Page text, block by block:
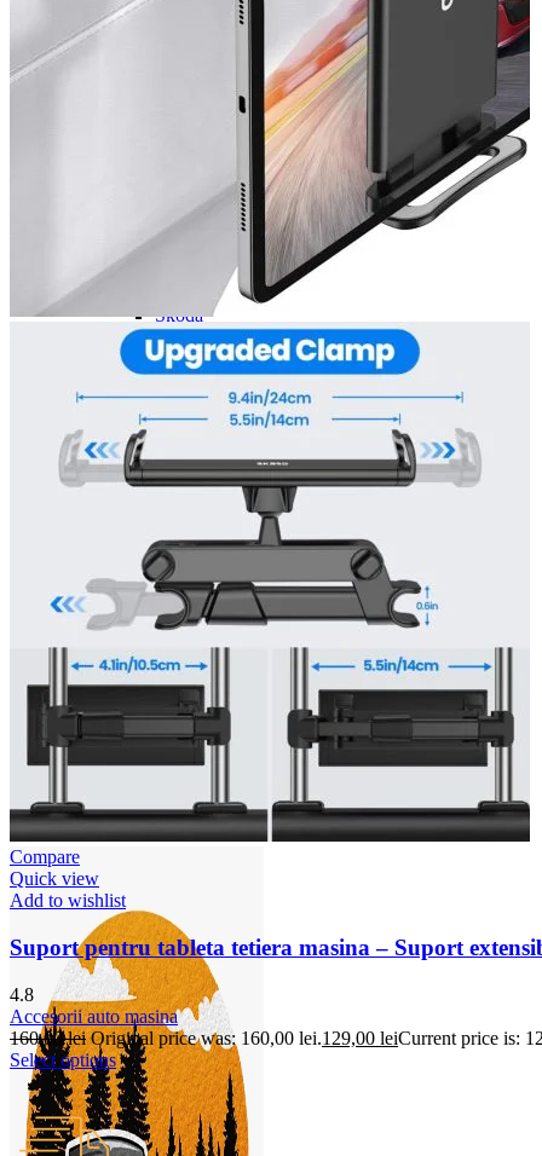
Navigație Mercedes C Class W203
Navigație Mercedes C Class W204
Navigație Mercedes W203
Navigație Mercedes W204
Navigație Mercedes W211
Navigație Mercedes Sprinter
Navigație Passat B5
Navigație Passat B5 5
Navigație Passat B6
Navigație Passat B7
Navigație Passat B8
Navigație Passat CC
Skoda
Navigație Skoda Fabia 1
Navigație Skoda Fabia 2
Navigație Skoda Octavia 1
Navigație Skoda Octavia 2
Navigație Skoda Octavia 3
Navigație Skoda Superb 1
Navigație Skoda Superb 2
Navigație Toyota Avensis T25
Portbagaj Plafon Auto
Sub 350 Litri
Peste 350 Litri
Peste 450 litri
Accesorii auto masina
Accesorii Duster 2
Accesorii Dacia Jogger
Parfum masina
Copertine auto
Incalzitor diesel
Antifurt masina
Despre Noi
Compare
Quick view
Add to wishlist
Suport pentru tableta tetiera masina – Suport
4.8
Accesorii auto masina
160,00lei Original price was: 160,00 lei.129,00 leiCurrent price is:
Select options